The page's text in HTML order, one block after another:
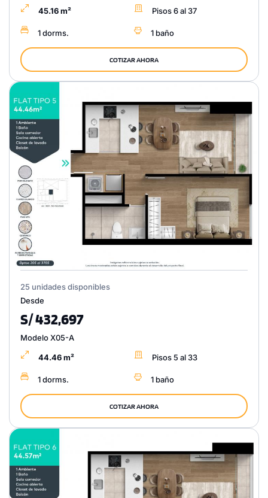
45.16 m² Pisos 6 al 37
1 dorms. 1 baño
COTIZAR AHORA
25 unidades disponibles
Desde
S/ 432,697
Modelo X05-A
44.46 m² Pisos 5 al 33
1 dorms. 1 baño
COTIZAR AHORA